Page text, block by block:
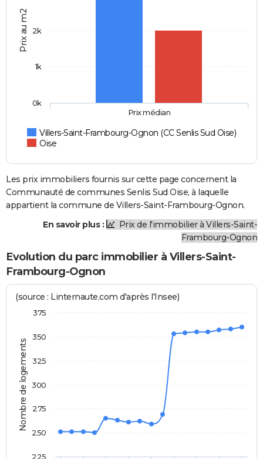
Prix au m2
Villers-Saint-Frambourg-Ognon (CC Senlis Sud Oise)
Oise
Prix médian
0k
1k
2k
Les prix immobiliers fournis sur cette page concernent la
Communauté de communes Senlis Sud Oise, à laquelle
appartient la commune de Villers-Saint-Frambourg-Ognon.
En savoir plus :
Prix de l'immobilier à Villers-Saint-
Frambourg-Ognon
Evolution du parc immobilier à Villers-Saint-
Frambourg-Ognon
Nombre de logements
(source : Linternaute.com d'après l'Insee)
225
250
275
300
325
350
375